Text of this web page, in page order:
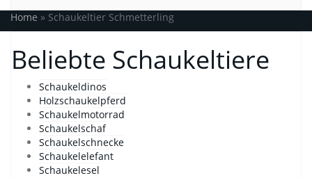
Home » Schaukeltier Schmetterling
Beliebte Schaukeltiere
Schaukeldinos
Holzschaukelpferd
Schaukelmotorrad
Schaukelschaf
Schaukelschnecke
Schaukelelefant
Schaukelesel